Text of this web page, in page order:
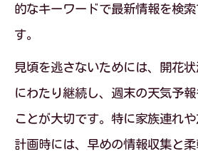
的なキーワードで最新情報を検
す。
見頃を逃さないためには、開花
にわたり継続し、週末の天気予
ことが大切です。特に家族連れ
計画時には、早めの情報収集と